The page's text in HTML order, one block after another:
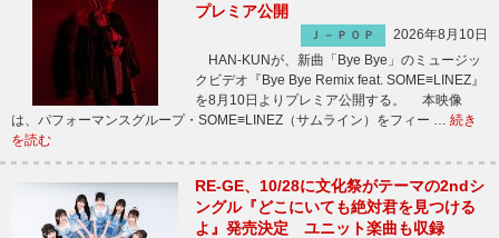
プレミア公開
Ｊ－ＰＯＰ
2026年8月10日
HAN-KUNが、新曲「Bye Bye」のミュージッ
クビデオ『Bye Bye Remix feat. SOME≡LINEZ』
を8月10日よりプレミア公開する。 本映像
は、パフォーマンスグループ・SOME≡LINEZ（サムライン）をフィー … 続き
を読む
RE-GE、10/28に文化祭がテーマの2ndシ
ングル『どこにいても絶対君を見つける
よ』発売決定 ユニット楽曲も収録